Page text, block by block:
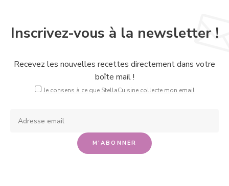
Inscrivez-vous à la newsletter !
Recevez les nouvelles recettes directement dans votre
boîte mail !
Je consens à ce que StellaCuisine collecte mon email